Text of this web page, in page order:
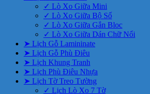
✓ Lò Xo Giữa Mini
✓ Lò Xo Giữa Bộ Số
✓ Lò Xo Giữa Gắn Bloc
✓ Lò Xo Giữa Dán Chữ Nổi
➤ Lịch Gỗ Lamininate
➤ Lịch Gỗ Phù Điêu
➤ Lịch Khung Tranh
➤ Lịch Phù Điêu Nhựa
➤ Lịch Tờ Treo Tường
✓ Lịch Lò Xo 7 Tờ